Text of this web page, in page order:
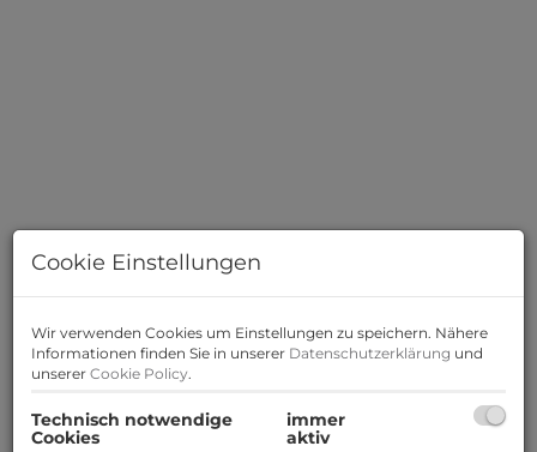
Beschreibung
Cookie Einstellungen
Wir verwenden Cookies um Einstellungen zu speichern. Nähere
Informationen finden Sie in unserer Datenschutzerklärung und
unserer Cookie Policy.
Technisch notwendige
Cookies
immer
aktiv